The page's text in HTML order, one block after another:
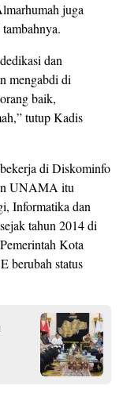
juga
dan
mengabdi di
baik,
tutup Kadis
di Diskominfo
UNAMA itu
Informatika dan
tahun 2014 di
Kota
berubah status